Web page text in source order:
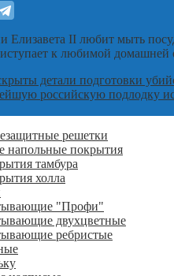
Елизавета II любит мыть
к любимой
детали подготовки
российскую подлодку
решетки
напольные покрытия
тамбура
холла
"Профи"
двухцветные
ребристые